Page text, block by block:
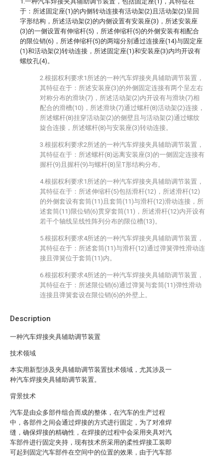
Description
一种汽车焊接夹具辅助调节装置
技术领域
本实用新型涉及夹具辅助调节装置技术领域，尤其涉及一
种汽车焊接夹具辅助调节装置。
背景技术
汽车是由众多部件组合而成的整体，在汽车的生产过程
中，各部件之间会通过焊接的方式进行固定，为了对准焊
缝，确保焊接的精确性，在焊接的过程中会采用夹具对汽
车部件进行固定夹持，现有技术所采用的柔性焊接工装即
可起到固定汽车部件在空间中的位置的效果，由于汽车部
于：所述固定座(1)的内侧转动连接有活动架(2)且活动架(2)呈回
字形结构，所述活动架(2)的内侧设置有安装座(3)，所述安装座
(3)的一侧设置有伸缩杆(5)，所述伸缩杆(5)的外侧安装有相配合
的限位销(6)，所述伸缩杆(5)的两端分别通过连接座(14)与固定座
(1)和活动架(2)转动连接，所述固定座(1)和安装座(3)内均开设有
螺纹孔(4)。
2.根据权利要求1所述的一种汽车焊接夹具辅助调节装置，
其特征在于：所述安装座(3)的外侧固定连接有两个呈左右
对称分布的滑块(7)，所述活动架(2)内开设有与滑块(7)相
配合的滑槽(10)，所述滑块(7)通过螺杆(8)活动架(2)连接，
所述螺杆(8)挂穿活动架(2)的侧壁且与活动架(2)通过螺纹
旋合连接，所述螺杆(8)与安装座(3)转动连接。
3.根据权利要求2所述的一种汽车焊接夹具辅助调节装置，
其特征在于：所述螺杆(8)远离安装座(3)的一侧固定连接有
握杆(9)且握杆(9)与螺杆(8)呈T形结构分布。
4.根据权利要求1所述的一种汽车焊接夹具辅助调节装置，
其特征在于：所述伸缩杆(5)包括滑杆(12)，所述滑杆(12)
的外侧套设有套筒(11)且套筒(11)与滑杆(12)滑动连接，所
述套筒(11)限位销(6)贯穿套筒(11)，所述滑杆(12)内开设有
若干个轴线呈线性阵列分布的限位槽(13)。
5.根据权利要求4所述的一种汽车焊接夹具辅助调节装置，
其特征在于：所述套筒(11)与滑杆(12)通过弹簧弹性滑动连
接且弹簧位于套筒(11)内。
6.根据权利要求4所述的一种汽车焊接夹具辅助调节装置，
其特征在于：所述限位销(6)通过弹簧与套筒(11)弹性滑动
连接且弹簧套设在限位销(6)的外壁上。